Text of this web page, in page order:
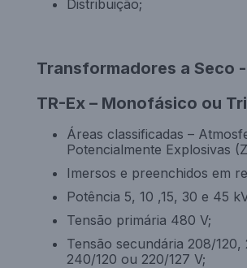
Distribuição;
Transformadores a Seco
TR-Ex – Monofásico ou
Áreas classificadas –
Potencialmente Explosivas
Imersos e preenchidos em
Potência 5, 10 ,15, 30 e 45
Tensão primária 480 V;
Tensão secundária 208/120,
240/120 ou 220/127 V;